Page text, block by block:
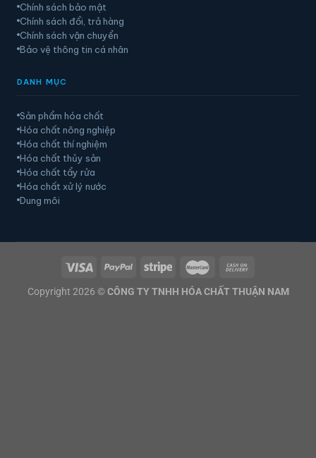
Chính sách bảo mật
Chính sách đổi, trả hàng
Chính sách vận chuyển
Bảo vệ thông tin cá nhân
DANH MỤC
Sản phẩm hóa chất
Hóa chất nông nghiệp
Hóa chất thí nghiệm
Hóa chất thủy sản
Hóa chất tẩy rửa
Hóa chất xử lý nước
Dung môi
Copyright 2026 © CÔNG TY TNHH HÓA CHẤT THUẬN NAM